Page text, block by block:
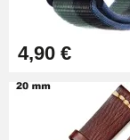
4,90 €